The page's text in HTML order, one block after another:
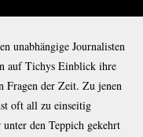
unabhängige Journalisten
auf Tichys Einblick ihre
Fragen der Zeit. Zu jenen
oft all zu einseitig
den Teppich gekehrt